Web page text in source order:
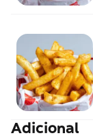
Adicional